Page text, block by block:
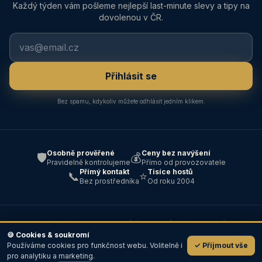
Každý týden vám pošleme nejlepší last-minute slevy a tipy na
dovolenou v ČR.
Přihlásit se
Bez spamu, kdykoliv můžete odhlásit jedním klikem.
🛡️Osobně prověřené
Pravidelně kontrolujeme💰Ceny bez navýšení
Přímo od provozovatele
📞 Přímý kontakt
Bez prostředníka⭐Tisíce hostů
Od roku 2004
© 2004–2026 ABC — Ubytování · Cestování · Všechna práva
💬
🍪 Cookies & soukromí
Používáme cookies pro funkčnost webu. Volitelně i
pro analytiku a marketing.
✓ Přijmout vše